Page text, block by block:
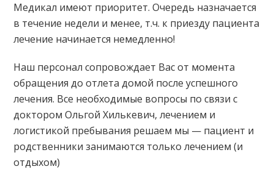
Медикал имеют приоритет. Очередь назначается
в течение недели и менее, т.ч. к приезду пациента
лечение начинается немедленно!
Наш персонал сопровождает Вас от момента
обращения до отлета домой после успешного
лечения. Все необходимые вопросы по связи с
доктором Ольгой Хилькевич, лечением и
логистикой пребывания решаем мы — пациент и
родственники занимаются только лечением (и
отдыхом)